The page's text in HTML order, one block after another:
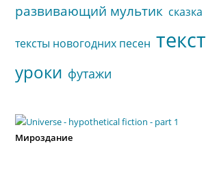
развивающий мультик сказка
тексты новогодних песен
уроки футажи
Мироздание